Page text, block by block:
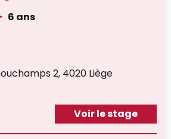
6 ans
2, 4020 Liège
Voir le stage